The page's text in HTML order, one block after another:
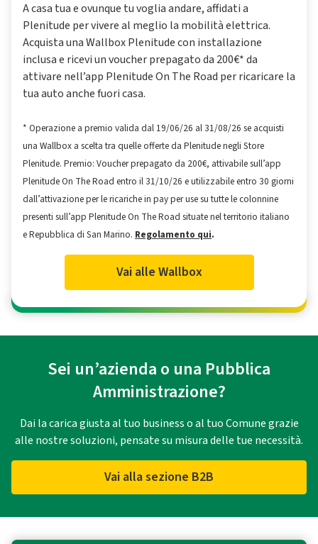
A casa tua e ovunque tu voglia andare, affidati a
Plenitude per vivere al meglio la mobilità elettrica.
Acquista una Wallbox Plenitude con installazione
inclusa e ricevi un voucher prepagato da 200€* da
attivare nell’app Plenitude On The Road per ricaricare la
tua auto anche fuori casa.
* Operazione a premio valida dal 19/06/26 al 31/08/26 se acquisti
una Wallbox a scelta tra quelle offerte da Plenitude negli Store
Plenitude. Premio: Voucher prepagato da 200€, attivabile sull’app
Plenitude On The Road entro il 31/10/26 e utilizzabile entro 30 giorni
dall’attivazione per le ricariche in pay per use su tutte le colonnine
presenti sull’app Plenitude On The Road situate nel territorio italiano
e Repubblica di San Marino. Regolamento qui.
Vai alle Wallbox
Sei un’azienda o una Pubblica
Amministrazione?
Dai la carica giusta al tuo business o al tuo Comune grazie
alle nostre soluzioni, pensate su misura delle tue necessità.
Vai alla sezione B2B